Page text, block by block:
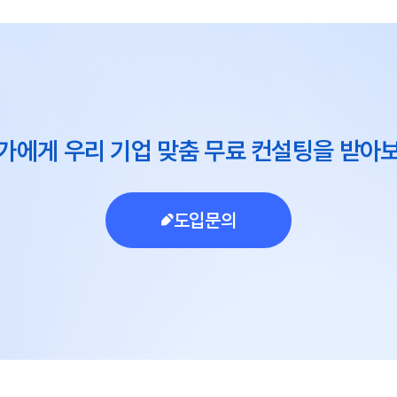
에게 우리 기업 맞춤 무료 컨설팅을 받아
도입문의